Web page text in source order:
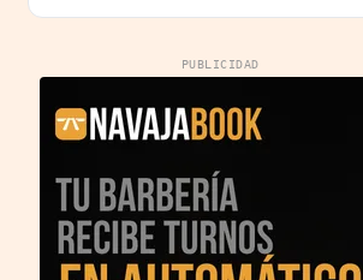
sus dispositivos.
PUBLICIDAD